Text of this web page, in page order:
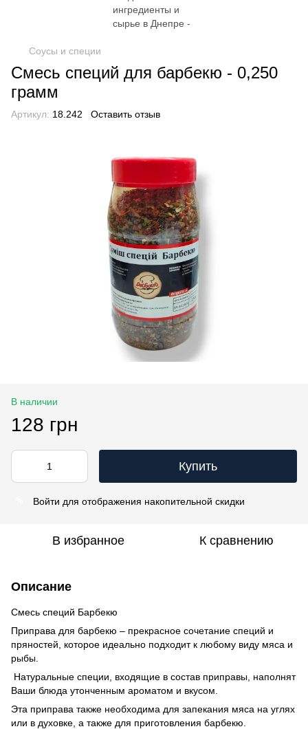
Соусы и специи
Смесь специй для барбекю - 0,250
грамм
Артикул: 18.242 Оставить отзыв
В наличии
128 грн
Купить
Войти для отображения накопительной скидки
В избранное К сравнению
Описание
Смесь специй Барбекю
Приправа для барбекю – прекрасное сочетание специй и
пряностей, которое идеально подходит к любому виду мяса и
рыбы.
Натуральные специи, входящие в состав приправы, наполнят
Ваши блюда утонченным ароматом и вкусом.
Эта приправа также необходима для запекания мяса на углях
или в духовке, а также для приготовления барбекю.